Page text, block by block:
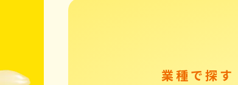
業種で探す